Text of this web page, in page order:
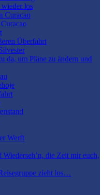
los
Curacao
Überfahrt
da, um Pläne zu ändern und
Werft
die Zeit mir euch,
zieht los…